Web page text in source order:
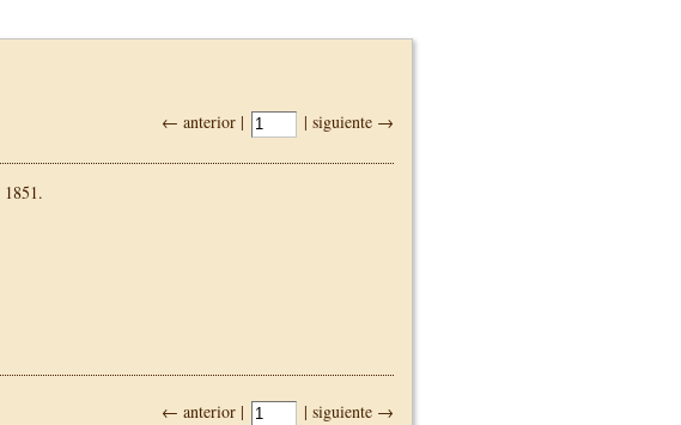
← anterior | | siguiente →
1851.
← anterior | | siguiente →